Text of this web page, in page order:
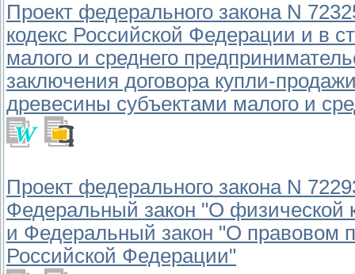
Проект федерального закона N
кодекс Российской Федерации и в
малого и среднего
заключения договора купли-
древесины субъектами малого и
Проект федерального закона N
Федеральный закон "О физической
и Федеральный закон "О правовом
Российской Федерации"